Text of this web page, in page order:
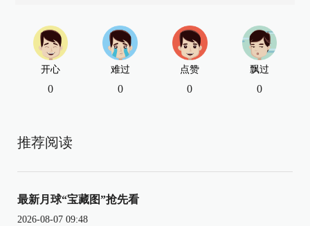
开心
0
难过
0
点赞
0
飘过
0
推荐阅读
最新月球“宝藏图”抢先看
2026-08-07 09:48